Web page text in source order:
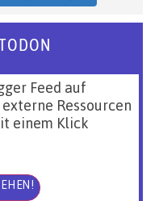
Feed auf
Ressourcen
einem Klick